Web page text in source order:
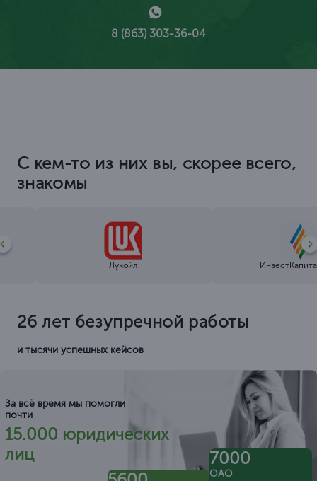
8 (863) 303-36-04
С кем-то из них вы, скорее всего,
знакомы
Лукойл
26 лет безупречной работы
и тысячи успешных кейсов
За всё время мы помогли
почти
15.000 юридических
лиц
7000
ОАО